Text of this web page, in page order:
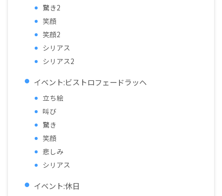
驚き2
笑顔
笑顔2
シリアス
シリアス2
イベント:ビストロフェードラッヘ
立ち絵
叫び
驚き
笑顔
悲しみ
シリアス
イベント:休日